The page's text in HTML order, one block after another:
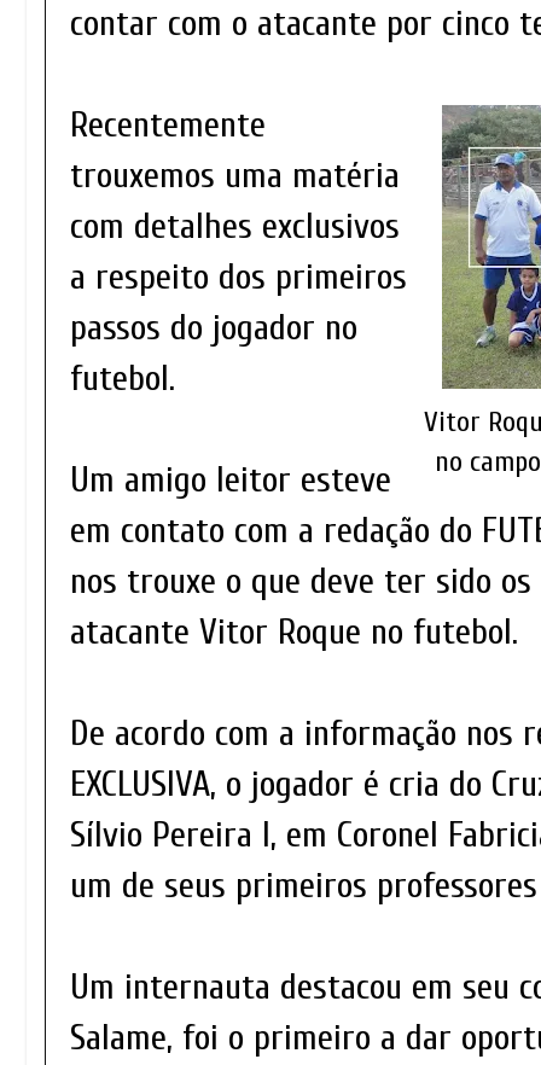
contar com o atacante por cinco
Vitor
no
Recentemente
trouxemos uma matéria
com detalhes exclusivos
a respeito dos primeiros
passos do jogador no
futebol.
Um amigo leitor esteve
em contato com a redação do
nos trouxe o que deve ter sido
atacante Vitor Roque no futebol.
De acordo com a informação nos
EXCLUSIVA, o jogador é cria do
Sílvio Pereira I, em Coronel
um de seus primeiros
Um internauta destacou em seu
Salame, foi o primeiro a dar